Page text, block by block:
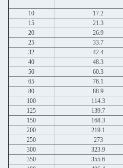
10 17.2
15
21.3
20
26.9
25
33.7
32
42.4
40
48.3
50
60.3
65
76.1
80
88.9
100
114.3
125
139.7
150
168.3
200
219.1
250
273
300
323.9
350
355.6